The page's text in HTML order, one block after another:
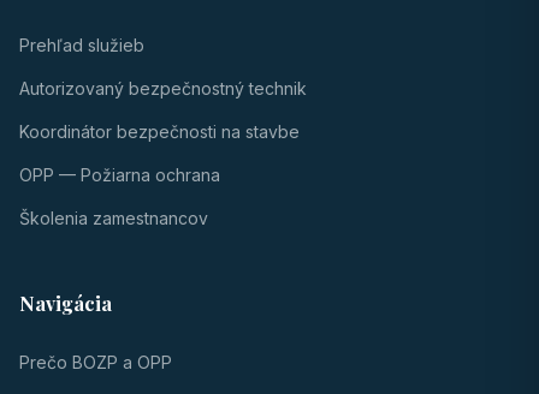
Prehľad služieb
Autorizovaný bezpečnostný technik
Koordinátor bezpečnosti na stavbe
OPP — Požiarna ochrana
Školenia zamestnancov
Navigácia
Prečo BOZP a OPP